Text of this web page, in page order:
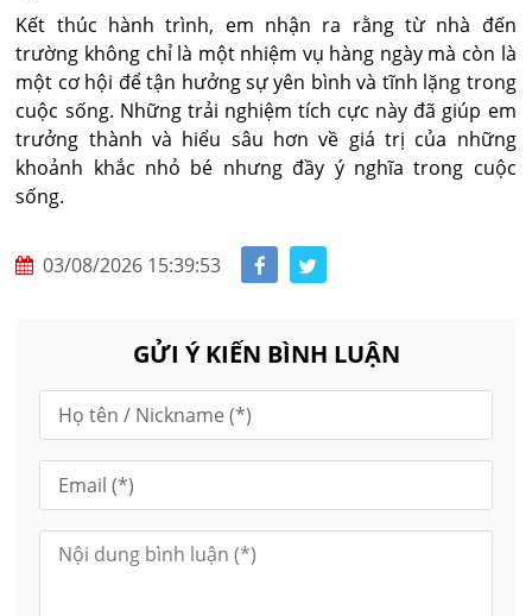
Kết thúc hành trình, em nhận ra rằng từ nhà đến
trường không chỉ là một nhiệm vụ hàng ngày mà còn là
một cơ hội để tận hưởng sự yên bình và tĩnh lặng trong
cuộc sống. Những trải nghiệm tích cực này đã giúp em
trưởng thành và hiểu sâu hơn về giá trị của những
khoảnh khắc nhỏ bé nhưng đầy ý nghĩa trong cuộc
sống.
03/08/2026 15:39:53
GỬI Ý KIẾN BÌNH LUẬN